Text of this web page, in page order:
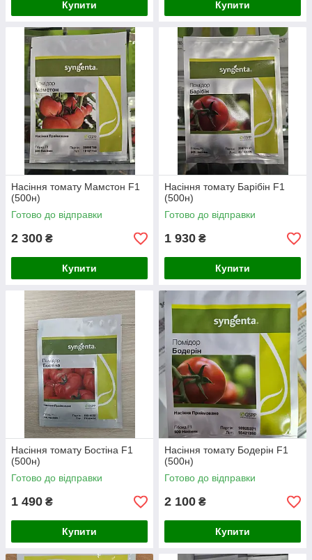
Купити Купити
Насіння томату Мамстон F1
(500н)
Готово до відправки
2 300 ₴
Купити
Насіння томату Барібін F1
(500н)
Готово до відправки
1 930 ₴
Купити
Насіння томату Бостіна F1
(500н)
Готово до відправки
1 490 ₴
Купити
Насіння томату Бодерін F1
(500н)
Готово до відправки
2 100 ₴
Купити